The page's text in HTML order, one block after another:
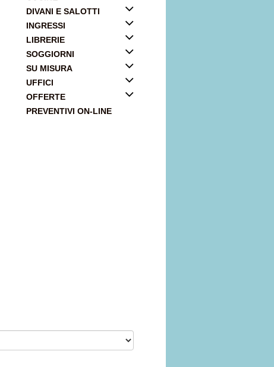
DIVANI E SALOTTI
INGRESSI
LIBRERIE
SOGGIORNI
SU MISURA
UFFICI
OFFERTE
PREVENTIVI ON-LINE